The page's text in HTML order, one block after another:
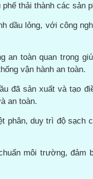
thải thành các sản
dầu lỏng, với công
an toàn quan trọng
vận hành an toàn.
đã sản xuất và tạo
an toàn.
phân, duy trì độ sạch
môi trường, đảm